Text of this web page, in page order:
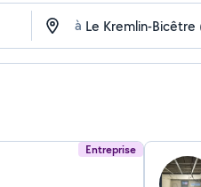
à
Entreprise